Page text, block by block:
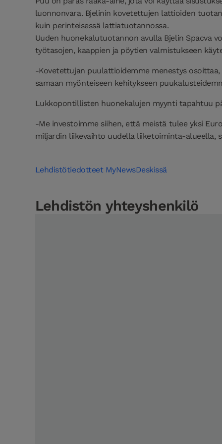
luonnonvara. Bjelinin kovetettujen lattioiden
kuin perinteisessä lattiatuotannossa.
Uuden huonekalutuotannon avulla Bjelin Spacva
työtasojen, kaappien ja pöytien valmistukseen
-Kovetettujan puulattioidemme menestys
samaan myönteiseen kehitykseen
Lukkopontillisten huonekalujen myynti tapahtuu
-Me investoimme siihen, että meistä tulee yksi
miljardin liikevaihto uudella liiketoiminta-alueella,
Lehdistötiedotteet MyNewsDeskissä
Lehdistön yhteyshenkilö